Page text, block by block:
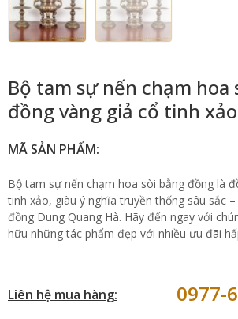
Bộ tam sự nến chạm hoa
đồng vàng giả cổ tinh xảo
MÃ SẢN PHẨM:
Bộ tam sự nến chạm hoa sòi bằng đồng là
tinh xảo, giàu ý nghĩa truyền thống sâu sắc
đồng Dung Quang Hà. Hãy đến ngay với
hữu những tác phẩm đẹp với nhiều ưu đãi
Liên hệ mua hàng: 0977-